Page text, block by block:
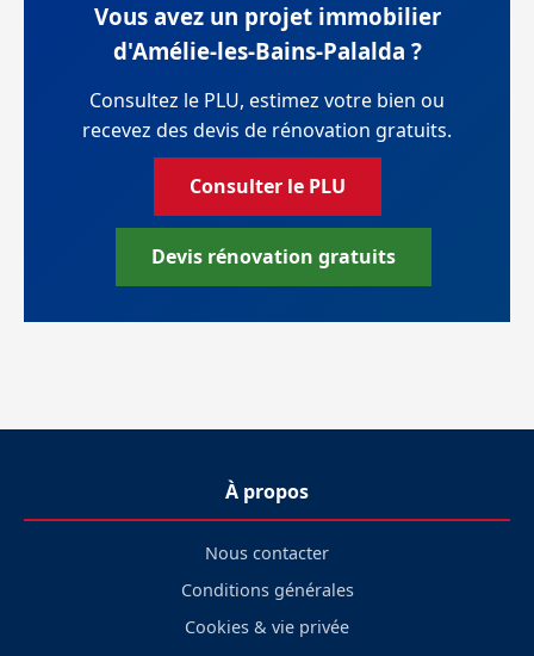
Vous avez un projet immobilier
d'Amélie-les-Bains-Palalda ?
Consultez le PLU, estimez votre bien ou
recevez des devis de rénovation gratuits.
Consulter le PLU
Devis rénovation gratuits
À propos
Nous contacter
Conditions générales
Cookies & vie privée